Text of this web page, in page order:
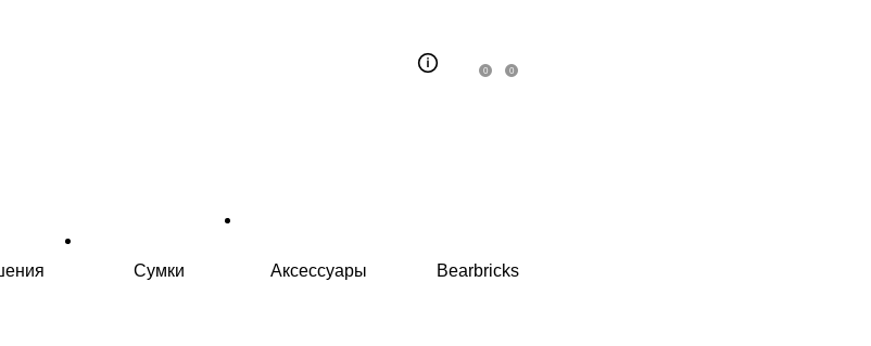
0 0
Сумки Аксессуары Bearbricks